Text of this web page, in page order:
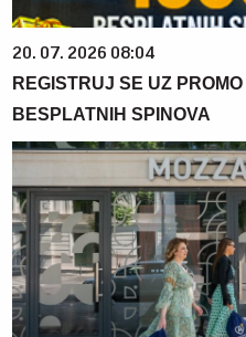
20. 07. 2026 08:04
REGISTRUJ SE UZ
BESPLATNIH SPINOVA